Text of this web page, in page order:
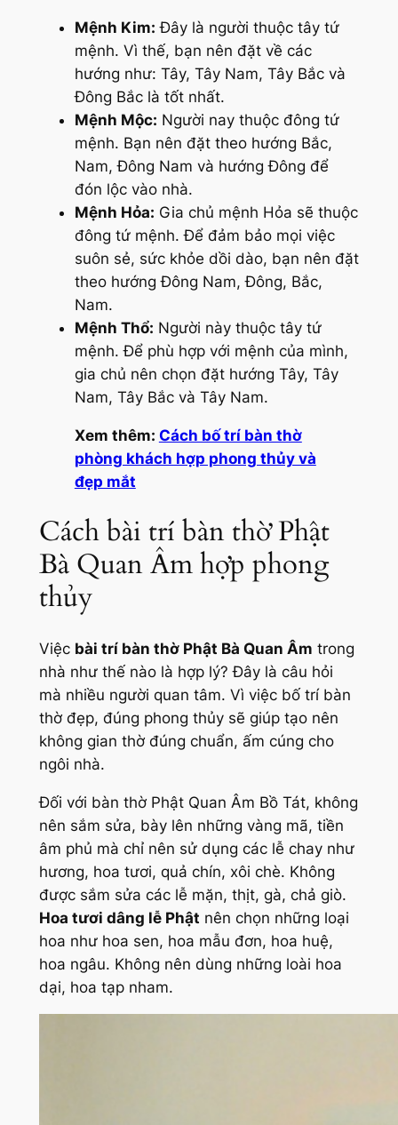
Mệnh Kim: Đây là người thuộc tây tứ
mệnh. Vì thế, bạn nên đặt về các
hướng như: Tây, Tây Nam, Tây Bắc và
Đông Bắc là tốt nhất.
Mệnh Mộc: Người nay thuộc đông tứ
mệnh. Bạn nên đặt theo hướng Bắc,
Nam, Đông Nam và hướng Đông để
đón lộc vào nhà.
Mệnh Hỏa: Gia chủ mệnh Hỏa sẽ thuộc
đông tứ mệnh. Để đảm bảo mọi việc
suôn sẻ, sức khỏe dồi dào, bạn nên đặt
theo hướng Đông Nam, Đông, Bắc,
Nam.
Mệnh Thổ: Người này thuộc tây tứ
mệnh. Để phù hợp với mệnh của mình,
gia chủ nên chọn đặt hướng Tây, Tây
Nam, Tây Bắc và Tây Nam.
Xem thêm: Cách bố trí bàn thờ
phòng khách hợp phong thủy và
đẹp mắt
Cách bài trí bàn thờ Phật
Bà Quan Âm hợp phong
thủy
Việc bài trí bàn thờ Phật Bà Quan Âm trong
nhà như thế nào là hợp lý? Đây là câu hỏi
mà nhiều người quan tâm. Vì việc bố trí bàn
thờ đẹp, đúng phong thủy sẽ giúp tạo nên
không gian thờ đúng chuẩn, ấm cúng cho
ngôi nhà.
Đối với bàn thờ Phật Quan Âm Bồ Tát, không
nên sắm sửa, bày lên những vàng mã, tiền
âm phủ mà chỉ nên sử dụng các lễ chay như
hương, hoa tươi, quả chín, xôi chè. Không
được sắm sửa các lễ mặn, thịt, gà, chả giò.
Hoa tươi dâng lễ Phật nên chọn những loại
hoa như hoa sen, hoa mẫu đơn, hoa huệ,
hoa ngâu. Không nên dùng những loài hoa
dại, hoa tạp nham.